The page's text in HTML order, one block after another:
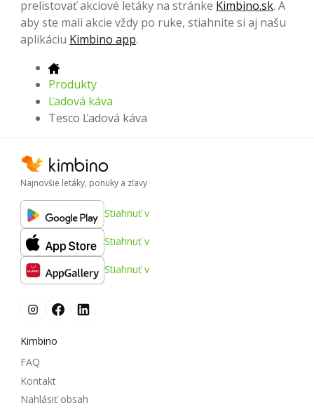
prelistovať akciové letáky na stránke Kimbino.sk. A
aby ste mali akcie vždy po ruke, stiahnite si aj našu
aplikáciu Kimbino app.
Produkty
Ľadová káva
Tesco Ľadová káva
Najnovšie letáky, ponuky a zľavy
Stiahnuť v
Stiahnuť v
Stiahnuť v
Kimbino
FAQ
Kontakt
Nahlásiť obsah